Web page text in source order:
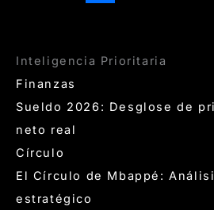
Inteligencia Prioritaria
Finanzas
Sueldo 2026: Desglose de
neto real
Círculo
El Círculo de Mbappé:
estratégico